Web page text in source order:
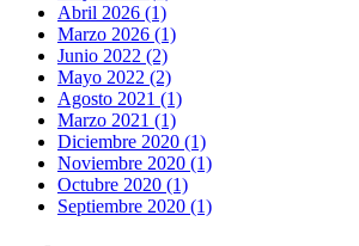
Abril 2026 (1)
Marzo 2026 (1)
Junio 2022 (2)
Mayo 2022 (2)
Agosto 2021 (1)
Marzo 2021 (1)
Diciembre 2020 (1)
Noviembre 2020 (1)
Octubre 2020 (1)
Septiembre 2020 (1)